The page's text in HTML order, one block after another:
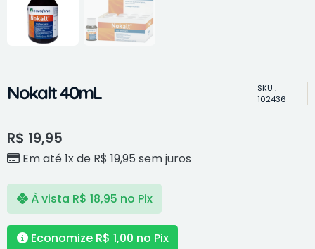
Nokalt 40mL
SKU :
102436
R$ 19,95
Em até 1x de R$ 19,95 sem juros
À vista R$ 18,95 no Pix
Economize R$ 1,00 no Pix